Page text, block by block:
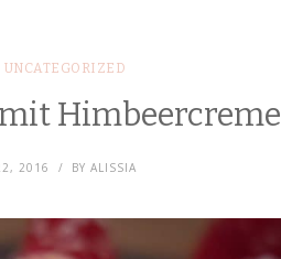
UNCATEGORIZED
Himbeercreme
2016 BY ALISSIA